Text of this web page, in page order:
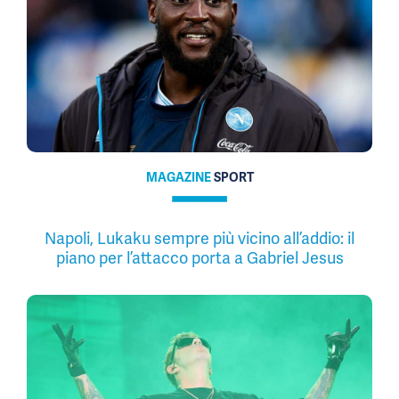
MAGAZINESPORT
Napoli, Lukaku sempre più vicino all’addio: il
piano per l’attacco porta a Gabriel Jesus